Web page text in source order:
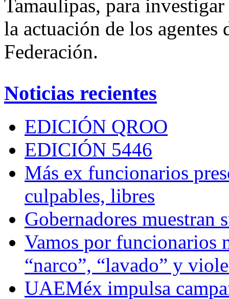
Tamaulipas, para
la actuación de los
Federación.
Noticias recientes
EDICIÓN QROO
EDICIÓN 5446
Más ex funcionarios
culpables, libres
Gobernadores muestran
Vamos por funcionarios
“narco”, “lavado” y
UAEMéx impulsa